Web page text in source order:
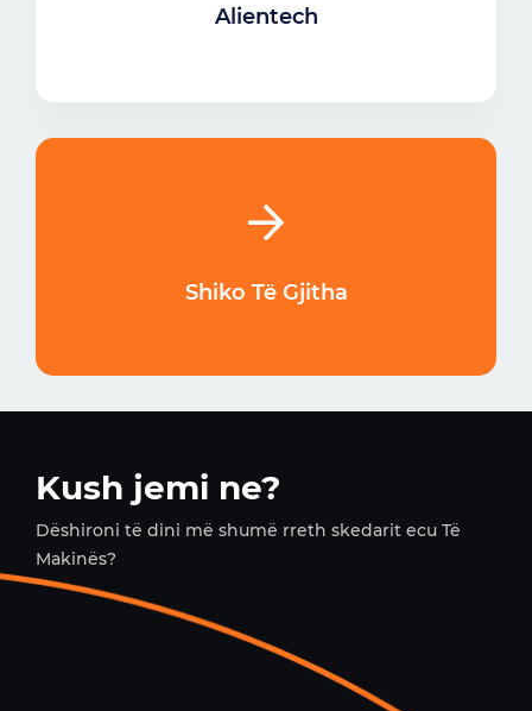
Alientech
Shiko Të Gjitha
Kush jemi ne?
Dëshironi të dini më shumë rreth skedarit ecu Të
Makinës?